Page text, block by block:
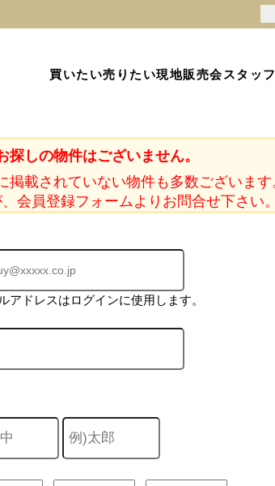
買いたい売りたい現地販売会スタッ
探しの物件はございません。
掲載されていない物件も多数ございます
会員登録フォームよりお問合せ下さい。
アドレスはログインに使用します。